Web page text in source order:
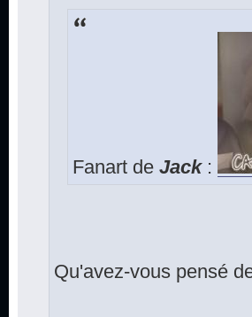
Fanart de Jack:
Qu'avez-vous pensé